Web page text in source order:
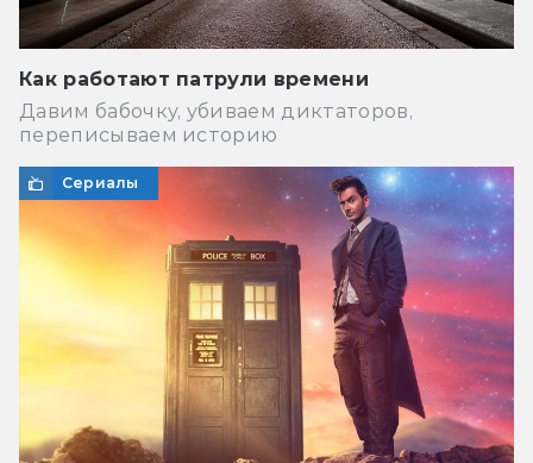
Как работают патрули времени
Давим бабочку, убиваем диктаторов,
переписываем историю
Сериалы